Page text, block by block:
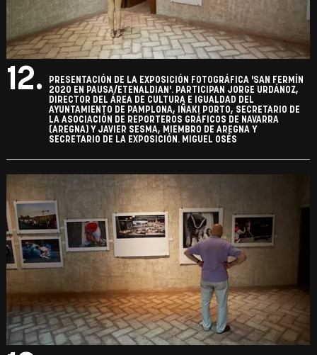
12.
PRESENTACIÓN DE LA EXPOSICIÓN FOTOGRÁFICA 'SAN FERMÍN
2020 EN PAUSA/ETENALDIAN'. PARTICIPAN JORGE URDÁNOZ,
DIRECTOR DEL ÁREA DE CULTURA E IGUALDAD DEL
AYUNTAMIENTO DE PAMPLONA, IÑAKI PORTO, SECRETARIO DE
LA ASOCIACIÓN DE REPORTEROS GRÁFICOS DE NAVARRA
(AREGNA) Y JAVIER SESMA, MIEMBRO DE AREGNA Y
SECRETARIO DE LA EXPOSICIÓN. MIGUEL OSÉS